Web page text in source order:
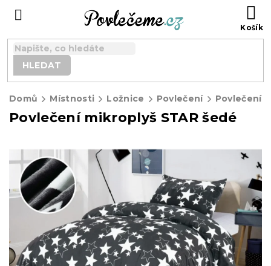
HLEDAT
Domů Místnosti Ložnice Povlečení Povlečení
Povlečení mikroplyš STAR šedé